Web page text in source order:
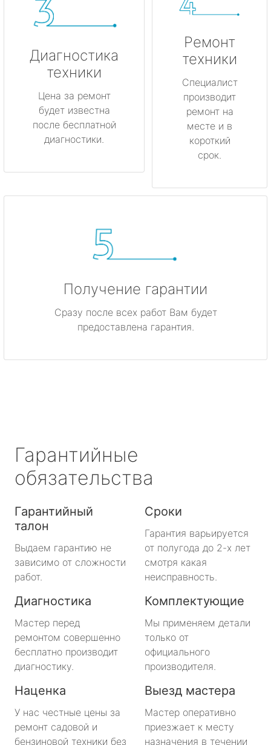
Диагностика
техники
Цена за ремонт
будет известна
после бесплатной
диагностики.
Ремонт
техники
Специалист
производит
ремонт на
месте и в
короткий
срок.
Получение гарантии
Сразу после всех работ Вам будет
предоставлена гарантия.
Гарантийные
обязательства
Гарантийный
талон
Выдаем гарантию не
зависимо от сложности
работ.
Сроки
Гарантия варьируется
от полугода до 2-х лет
смотря какая
неисправность.
Диагностика
Мастер перед
ремонтом совершенно
бесплатно производит
диагностику.
Комплектующие
Мы применяем детали
только от
официального
производителя.
Наценка
У нас честные цены за
ремонт садовой и
бензиновой техники без
Выезд мастера
Мастер оперативно
приезжает к месту
назначения в течении